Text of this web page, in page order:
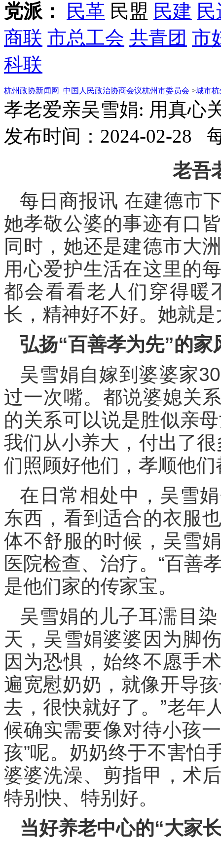
党派： 民革 民盟 民建
商联 市总工会 共青团 市
科联
杭州政协新闻网 中国人民政治协商会议杭州市委员会 >城市杭
孝老爱亲吴雪娟: 用真心
发布时间：2024-02-28
老吾
每日商报讯 在建德市
她孝敬公婆的事迹有口
同时，她还是建德市大
用心爱护生活在这里的
都会看看老人们穿得暖
长，精神好不好。她就
弘扬“百善孝为先”的家
吴雪娟自嫁到婆婆家
过一次嘴。都说婆媳关
的关系可以说是胜似亲
我们从小养大，付出了
们照顾好他们，孝顺他们
在日常相处中，吴雪
东西，看到适合的衣服
体不舒服的时候，吴雪
医院检查、治疗。“百善
是他们家的传家宝。
吴雪娟的儿子耳濡目
天，吴雪娟婆婆因为脚
因为恐惧，始终不愿手
遍宽慰奶奶，就像开导
去，很快就好了。”老年
候确实需要像对待小孩
孩”呢。奶奶终于不害怕
婆婆洗澡、剪指甲，术
特别快、特别好。
当好养老中心的“大家